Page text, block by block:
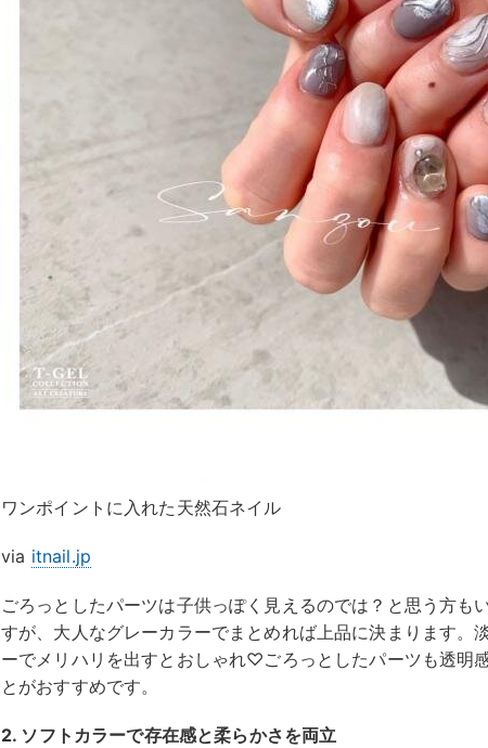
ワンポイントに入れた天然石ネイル
via itnail.jp
ごろっとしたパーツは子供っぽく見えるのでは？と思う方も
すが、大人なグレーカラーでまとめれば上品に決まります。
ーでメリハリを出すとおしゃれ♡ごろっとしたパーツも透明
とがおすすめです。
2. ソフトカラーで存在感と柔らかさを両立